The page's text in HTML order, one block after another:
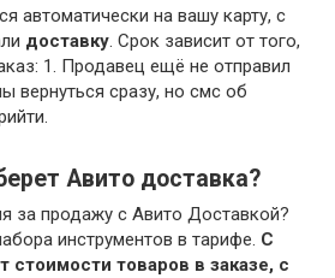
автоматически на вашу карту, с
доставку. Срок зависит от того,
1. Продавец ещё не отправил
вернуться сразу, но смс об
Авито доставка?
за продажу с Авито Доставкой?
инструментов в тарифе. С
стоимости товаров в заказе, с